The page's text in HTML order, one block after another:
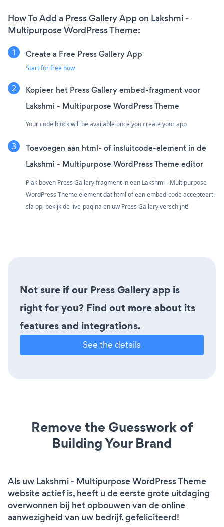
How To Add a Press Gallery App on Lakshmi -
Multipurpose WordPress Theme:
Create a Free Press Gallery App
Start for free now
Kopieer het Press Gallery embed-fragment voor
Lakshmi - Multipurpose WordPress Theme
Your code block will be available once you create your app
Toevoegen aan html- of insluitcode-element in de
Lakshmi - Multipurpose WordPress Theme editor
Plak boven Press Gallery fragment in een Lakshmi - Multipurpose
WordPress Theme element dat html of een embed-code accepteert.
sla op, bekijk de live-pagina en uw Press Gallery verschijnt!
Not sure if our Press Gallery app is
right for you? Find out more about its
features and integrations.
See the details
Remove the Guesswork of
Building Your Brand
Als uw Lakshmi - Multipurpose WordPress Theme
website actief is, heeft u de eerste grote uitdaging
overwonnen bij het opbouwen van de online
aanwezigheid van uw bedrijf. gefeliciteerd!